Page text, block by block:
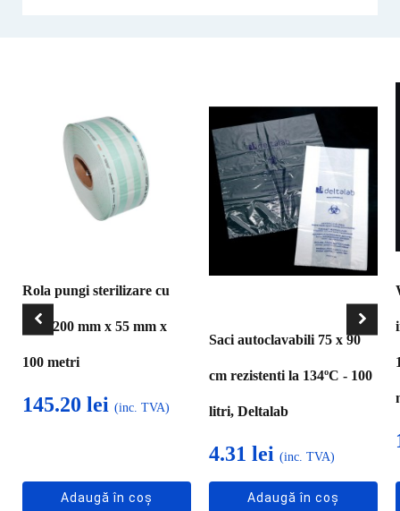
Rola pungi sterilizare cu
pliu, 200 mm x 55 mm x
100 metri
145.20 lei (inc. TVA)
Adaugă în coș
Saci autoclavabili 75 x 90
cm rezistenti la 134ºC - 100
litri, Deltalab
4.31 lei (inc. TVA)
Adaugă în coș